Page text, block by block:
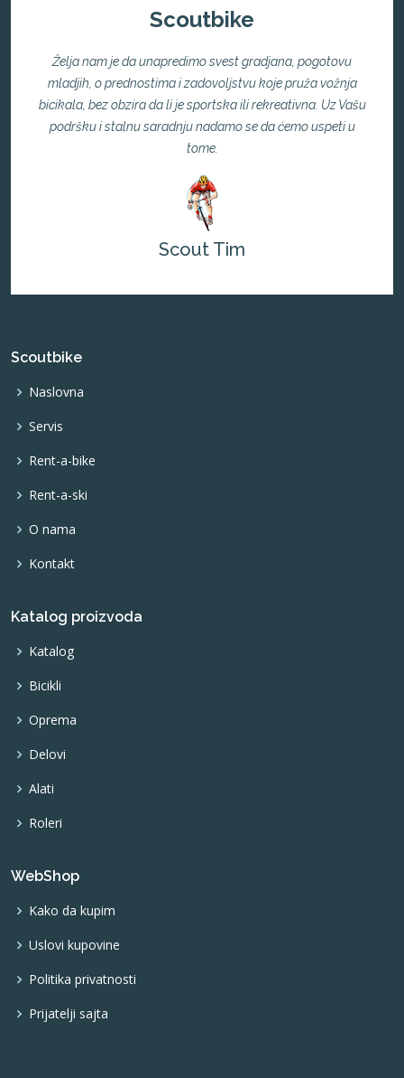
Scoutbike
Želja nam je da unapredimo svest gradjana, pogotovu
mladjih, o prednostima i zadovoljstvu koje pruža vožnja
bicikala, bez obzira da li je sportska ili rekreativna. Uz Vašu
podršku i stalnu saradnju nadamo se da ćemo uspeti u
tome.
Scout Tim
Scoutbike
Naslovna
Servis
Rent-a-bike
Rent-a-ski
O nama
Kontakt
Katalog proizvoda
Katalog
Bicikli
Oprema
Delovi
Alati
Roleri
WebShop
Kako da kupim
Uslovi kupovine
Politika privatnosti
Prijatelji sajta